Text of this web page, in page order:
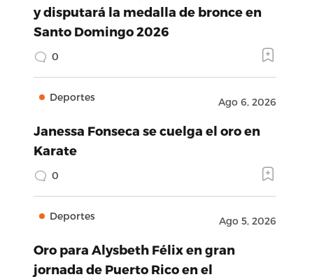
y disputará la medalla de bronce en
Santo Domingo 2026
0
Deportes Ago 6, 2026
Janessa Fonseca se cuelga el oro en
Karate
0
Deportes Ago 5, 2026
Oro para Alysbeth Félix en gran
jornada de Puerto Rico en el